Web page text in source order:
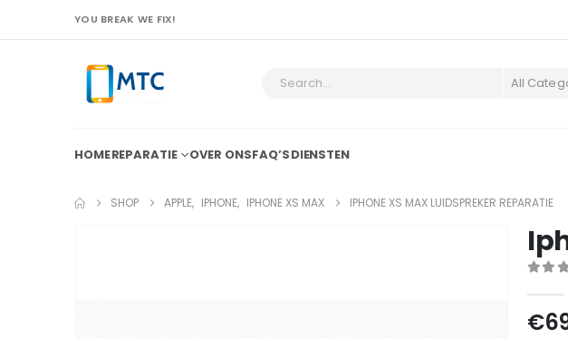
YOU BREAK WE FIX!
All
HOMEREPARATIE OVER ONSFAQ’SDIENSTEN
SHOP APPLE, IPHONE, IPHONE XS MAX IPHONE XS MAX LUIDSPREKER REPARATIE
€